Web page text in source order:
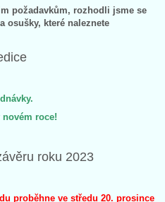
požadavkům, rozhodli jsme se
osušky, které naleznete
roce!
roku 2023
proběhne ve středu 20. prosince